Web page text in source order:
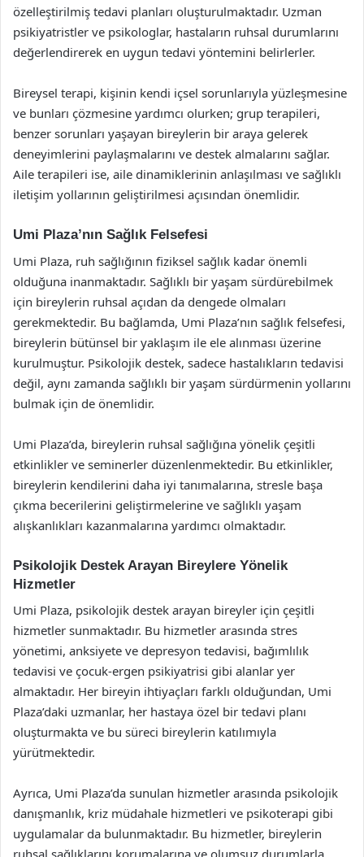
özelleştirilmiş tedavi planları oluşturulmaktadır. Uzman
psikiyatristler ve psikologlar, hastaların ruhsal durumlarını
değerlendirerek en uygun tedavi yöntemini belirlerler.
Bireysel terapi, kişinin kendi içsel sorunlarıyla yüzleşmesine
ve bunları çözmesine yardımcı olurken; grup terapileri,
benzer sorunları yaşayan bireylerin bir araya gelerek
deneyimlerini paylaşmalarını ve destek almalarını sağlar.
Aile terapileri ise, aile dinamiklerinin anlaşılması ve sağlıklı
iletişim yollarının geliştirilmesi açısından önemlidir.
Umi Plaza’nın Sağlık Felsefesi
Umi Plaza, ruh sağlığının fiziksel sağlık kadar önemli
olduğuna inanmaktadır. Sağlıklı bir yaşam sürdürebilmek
için bireylerin ruhsal açıdan da dengede olmaları
gerekmektedir. Bu bağlamda, Umi Plaza’nın sağlık felsefesi,
bireylerin bütünsel bir yaklaşım ile ele alınması üzerine
kurulmuştur. Psikolojik destek, sadece hastalıkların tedavisi
değil, aynı zamanda sağlıklı bir yaşam sürdürmenin yollarını
bulmak için de önemlidir.
Umi Plaza’da, bireylerin ruhsal sağlığına yönelik çeşitli
etkinlikler ve seminerler düzenlenmektedir. Bu etkinlikler,
bireylerin kendilerini daha iyi tanımalarına, stresle başa
çıkma becerilerini geliştirmelerine ve sağlıklı yaşam
alışkanlıkları kazanmalarına yardımcı olmaktadır.
Psikolojik Destek Arayan Bireylere Yönelik
Hizmetler
Umi Plaza, psikolojik destek arayan bireyler için çeşitli
hizmetler sunmaktadır. Bu hizmetler arasında stres
yönetimi, anksiyete ve depresyon tedavisi, bağımlılık
tedavisi ve çocuk-ergen psikiyatrisi gibi alanlar yer
almaktadır. Her bireyin ihtiyaçları farklı olduğundan, Umi
Plaza’daki uzmanlar, her hastaya özel bir tedavi planı
oluşturmakta ve bu süreci bireylerin katılımıyla
yürütmektedir.
Ayrıca, Umi Plaza’da sunulan hizmetler arasında psikolojik
danışmanlık, kriz müdahale hizmetleri ve psikoterapi gibi
uygulamalar da bulunmaktadır. Bu hizmetler, bireylerin
ruhsal sağlıklarını korumalarına ve olumsuz durumlarla